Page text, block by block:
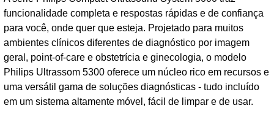
funcionalidade completa e respostas rápidas e de confiança
para você, onde quer que esteja. Projetado para muitos
ambientes clínicos diferentes de diagnóstico por imagem
geral, point-of-care e obstetrícia e ginecologia, o modelo
Philips Ultrassom 5300 oferece um núcleo rico em recursos e
uma versátil gama de soluções diagnósticas - tudo incluído
em um sistema altamente móvel, fácil de limpar e de usar.